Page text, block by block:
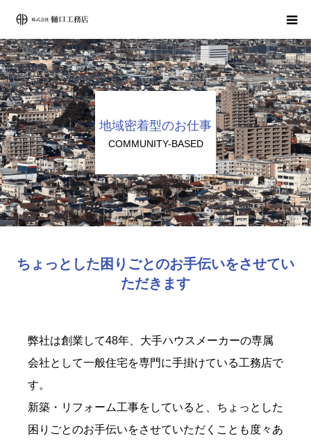
地域密着型のお仕事
COMMUNITY-BASED
ちょっとした困りごとのお⼿伝いをさせてい
ただきます
弊社は創業して48年、大手ハウスメーカーの専属
会社として⼀般住宅を専門に手掛けている工務店で
す。
新築・リフォーム工事をしていると、ちょっとした
困りごとのお手伝いをさせていただくことも度々あ
ホーム
サービス紹介
会社案内
施工事例
ブログ
お問合せ